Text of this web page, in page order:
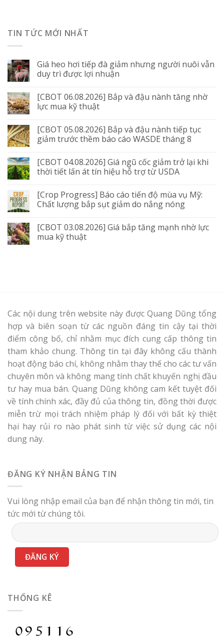
TIN TỨC MỚI NHẤT
Giá heo hơi tiếp đà giảm nhưng người nuôi vẫn
duy trì được lợi nhuận
[CBOT 06.08.2026] Bắp và đậu nành tăng nhờ
lực mua kỹ thuật
[CBOT 05.08.2026] Bắp và đậu nành tiếp tục
giảm trước thềm báo cáo WASDE tháng 8
[CBOT 04.08.2026] Giá ngũ cốc giảm trở lại khi
thời tiết lấn át tín hiệu hỗ trợ từ USDA
[Crop Progress] Báo cáo tiến độ mùa vụ Mỹ:
Chất lượng bắp sụt giảm do nắng nóng
[CBOT 03.08.2026] Giá bắp tăng mạnh nhờ lực
mua kỹ thuật
Các nội dung trên website này được Quang Dũng tổng
hợp và biên soạn từ các nguồn đáng tin cậy tại thời
điểm công bố, chỉ nhằm mục đích cung cấp thông tin
tham khảo chung. Thông tin tại đây không cấu thành
hoạt động báo chí, không nhằm thay thế cho các tư vấn
chuyên môn và không mang tính chất khuyến nghị đầu
tư hay mua bán. Quang Dũng không cam kết tuyệt đối
về tính chính xác, đầy đủ của thông tin, đồng thời được
miễn trừ mọi trách nhiệm pháp lý đối với bất kỳ thiệt
hại hay rủi ro nào phát sinh từ việc sử dụng các nội
dung này.
ĐĂNG KÝ NHẬN BẢNG TIN
Vui lòng nhập email của bạn để nhận thông tin mới, tin
tức mới từ chúng tôi.
THỐNG KÊ